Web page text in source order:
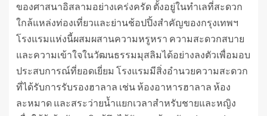
ของศาสนาอิสลามอย่างเคร่งครัด ตั้งอยู่ในทำเลที่สะดวก
ใกล้แหล่งท่องเที่ยวและย่านช้อปปิ้งสำคัญของกรุงเทพฯ
โรงแรมแห่งนี้ผสมผสานความหรูหรา ความสะดวกสบาย
และความเข้าใจในวัฒนธรรมมุสลิมได้อย่างลงตัวเพื่อมอบ
ประสบการณ์ที่ยอดเยี่ยม โรงแรมมีสิ่งอำนวยความสะดวก
ที่ได้รับการรับรองฮาลาล เช่น ห้องอาหารฮาลาล ห้อง
ละหมาด และสระว่ายน้ำแยกเวลาสำหรับชายและหญิง